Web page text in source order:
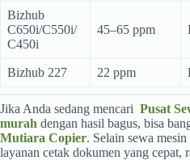
Bizhub
C650i/C550i/
C450i
45–65 ppm
Bizhub 227 22 ppm
Jika Anda sedang mencari Pusat
murah dengan hasil bagus, bisa
Mutiara Copier. Selain sewa
layanan cetak dokumen yang cepat,